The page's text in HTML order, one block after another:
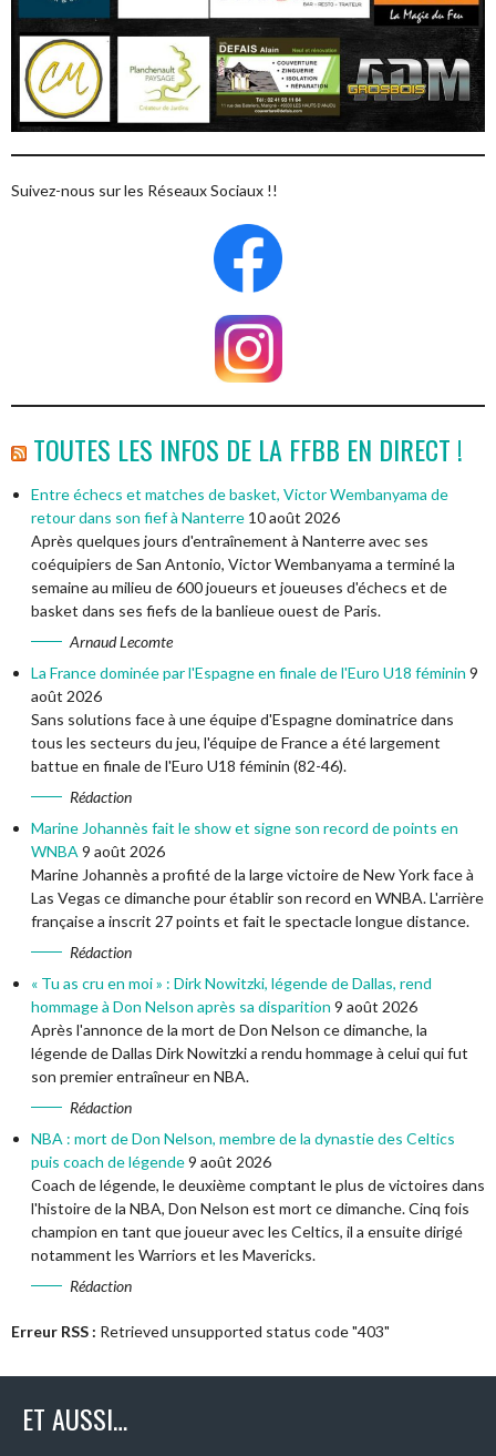
Suivez-nous sur les Réseaux Sociaux !!
TOUTES LES INFOS DE LA FFBB EN DIRECT !
Entre échecs et matches de basket, Victor Wembanyama de
retour dans son fief à Nanterre 10 août 2026
Après quelques jours d'entraînement à Nanterre avec ses
coéquipiers de San Antonio, Victor Wembanyama a terminé la
semaine au milieu de 600 joueurs et joueuses d'échecs et de
basket dans ses fiefs de la banlieue ouest de Paris.
Arnaud Lecomte
La France dominée par l'Espagne en finale de l'Euro U18 féminin 9
août 2026
Sans solutions face à une équipe d'Espagne dominatrice dans
tous les secteurs du jeu, l'équipe de France a été largement
battue en finale de l'Euro U18 féminin (82-46).
Rédaction
Marine Johannès fait le show et signe son record de points en
WNBA 9 août 2026
Marine Johannès a profité de la large victoire de New York face à
Las Vegas ce dimanche pour établir son record en WNBA. L'arrière
française a inscrit 27 points et fait le spectacle longue distance.
Rédaction
« Tu as cru en moi » : Dirk Nowitzki, légende de Dallas, rend
hommage à Don Nelson après sa disparition 9 août 2026
Après l'annonce de la mort de Don Nelson ce dimanche, la
légende de Dallas Dirk Nowitzki a rendu hommage à celui qui fut
son premier entraîneur en NBA.
Rédaction
NBA : mort de Don Nelson, membre de la dynastie des Celtics
puis coach de légende 9 août 2026
Coach de légende, le deuxième comptant le plus de victoires dans
l'histoire de la NBA, Don Nelson est mort ce dimanche. Cinq fois
champion en tant que joueur avec les Celtics, il a ensuite dirigé
notamment les Warriors et les Mavericks.
Rédaction
Erreur RSS : Retrieved unsupported status code "403"
ET AUSSI…